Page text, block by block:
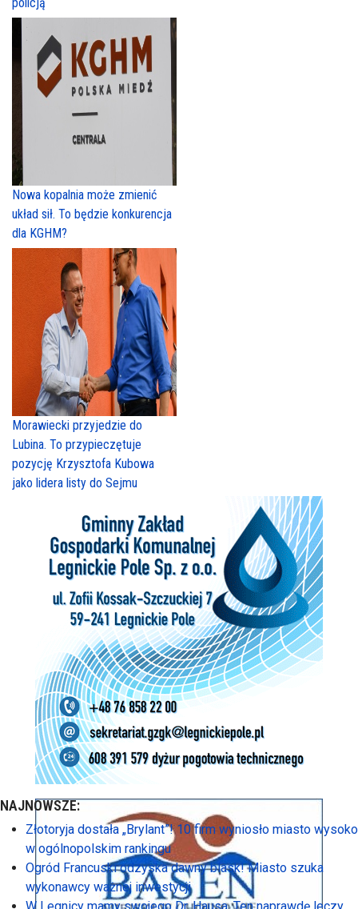
Nowa kopalnia może zmienić
układ sił. To będzie konkurencja
dla KGHM?
Morawiecki przyjedzie do
Lubina. To przypieczętuje
pozycję Krzysztofa Kubowa
jako lidera listy do Sejmu
NAJNOWSZE:
Złotoryja dostała „Brylant”! 10 firm wyniosło miasto wysoko
w ogólnopolskim rankingu
Ogród Francuski odzyska dawny blask! Miasto szuka
wykonawcy ważnej inwestycji